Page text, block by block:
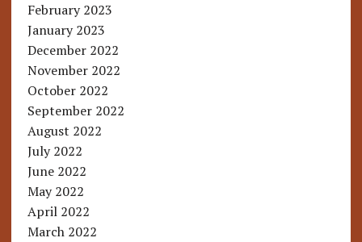
February 2023
January 2023
December 2022
November 2022
October 2022
September 2022
August 2022
July 2022
June 2022
May 2022
April 2022
March 2022